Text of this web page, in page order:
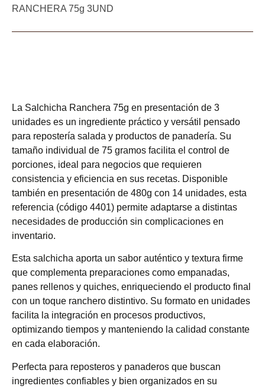
RANCHERA 75g 3UND
La Salchicha Ranchera 75g en presentación de 3
unidades es un ingrediente práctico y versátil pensado
para repostería salada y productos de panadería. Su
tamaño individual de 75 gramos facilita el control de
porciones, ideal para negocios que requieren
consistencia y eficiencia en sus recetas. Disponible
también en presentación de 480g con 14 unidades, esta
referencia (código 4401) permite adaptarse a distintas
necesidades de producción sin complicaciones en
inventario.
Esta salchicha aporta un sabor auténtico y textura firme
que complementa preparaciones como empanadas,
panes rellenos y quiches, enriqueciendo el producto final
con un toque ranchero distintivo. Su formato en unidades
facilita la integración en procesos productivos,
optimizando tiempos y manteniendo la calidad constante
en cada elaboración.
Perfecta para reposteros y panaderos que buscan
ingredientes confiables y bien organizados en su